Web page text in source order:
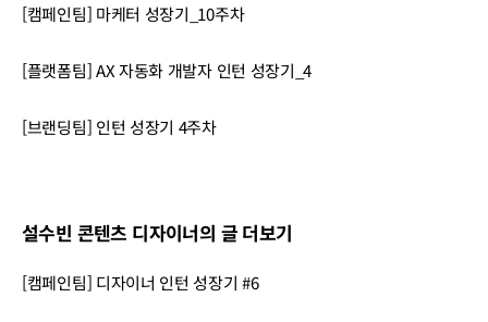
설수빈 콘텐츠 디자이너의 글 더보기
[캠페인팀] 디자이너 인턴 성장기 #6
[캠페인팀] 마케터 성장기_10주차
[플랫폼팀] AX 자동화 개발자 인턴 성장기_4
[브랜딩팀] 인턴 성장기 4주차